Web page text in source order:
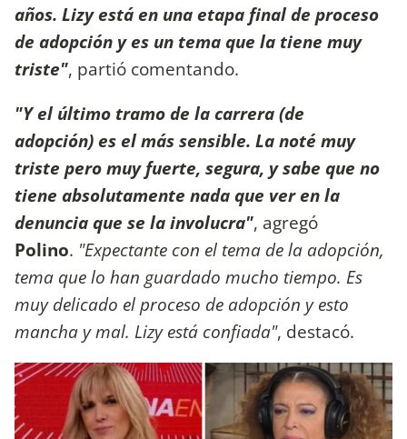
años. Lizy está en una etapa final de proceso
de adopción y es un tema que la tiene muy
triste", partió comentando.
"Y el último tramo de la carrera (de
adopción) es el más sensible. La noté muy
triste pero muy fuerte, segura, y sabe que no
tiene absolutamente nada que ver en la
denuncia que se la involucra", agregó
Polino. "Expectante con el tema de la adopción,
tema que lo han guardado mucho tiempo. Es
muy delicado el proceso de adopción y esto
mancha y mal. Lizy está confiada", destacó.